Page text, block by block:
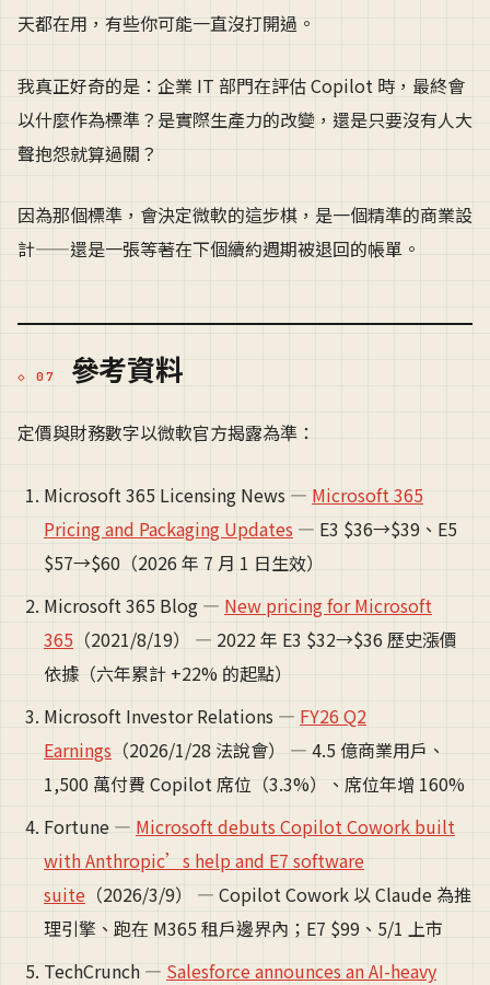
天都在用，有些你可能一直沒打開過。
我真正好奇的是：企業 IT 部門在評估 Copilot 時，最終會
以什麼作為標準？是實際生產力的改變，還是只要沒有人大
聲抱怨就算過關？
因為那個標準，會決定微軟的這步棋，是一個精準的商業設
計——還是一張等著在下個續約週期被退回的帳單。
參考資料
定價與財務數字以微軟官方揭露為準：
Microsoft 365 Licensing News — Microsoft 365
Pricing and Packaging Updates — E3 $36→$39、E5
$57→$60（2026 年 7 月 1 日生效）
Microsoft 365 Blog — New pricing for Microsoft
365 （2021/8/19） — 2022 年 E3 $32→$36 歷史漲價
依據（六年累計 +22% 的起點）
Microsoft Investor Relations — FY26 Q2
Earnings （2026/1/28 法說會） — 4.5 億商業用戶、
1,500 萬付費 Copilot 席位（3.3%）、席位年增 160%
Fortune — Microsoft debuts Copilot Cowork built
with Anthropic’s help and E7 software
suite （2026/3/9） — Copilot Cowork 以 Claude 為推
理引擎、跑在 M365 租戶邊界內；E7 $99、5/1 上市
TechCrunch — Salesforce announces an AI-heavy